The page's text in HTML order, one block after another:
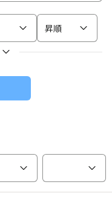
昇順